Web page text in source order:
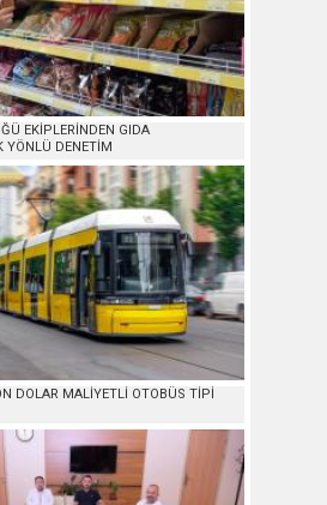
EKİPLERİNDEN GIDA
YÖNLÜ DENETİM
DOLAR MALİYETLİ OTOBÜS TİPİ